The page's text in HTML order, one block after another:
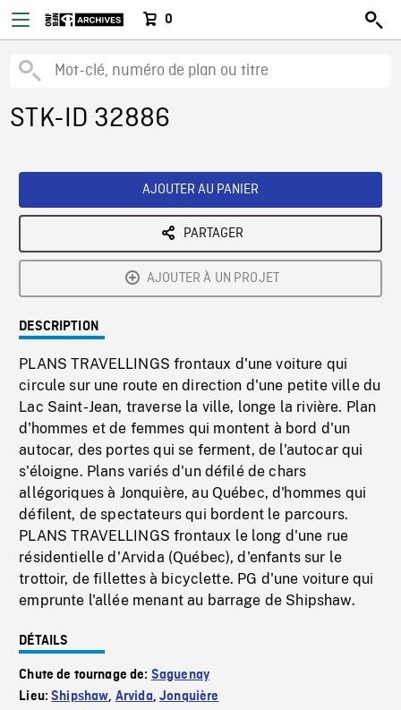
0
STK-ID 32886
AJOUTER AU PANIER
PARTAGER
AJOUTER À UN PROJET
DESCRIPTION
PLANS TRAVELLINGS frontaux d'une voiture qui
circule sur une route en direction d'une petite ville du
Lac Saint-Jean, traverse la ville, longe la rivière. Plan
d'hommes et de femmes qui montent à bord d'un
autocar, des portes qui se ferment, de l'autocar qui
s'éloigne. Plans variés d'un défilé de chars
allégoriques à Jonquière, au Québec, d'hommes qui
défilent, de spectateurs qui bordent le parcours.
PLANS TRAVELLINGS frontaux le long d'une rue
résidentielle d'Arvida (Québec), d'enfants sur le
trottoir, de fillettes à bicyclette. PG d'une voiture qui
emprunte l'allée menant au barrage de Shipshaw.
DÉTAILS
Chute de tournage de: Saguenay
Lieu:Shipshaw, Arvida,Jonquière